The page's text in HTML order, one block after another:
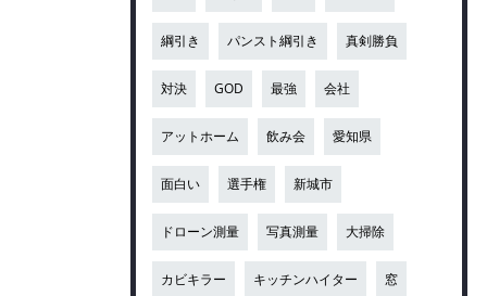
綱引き パンスト綱引き 真剣勝負
対決 GOD 最強 会社
アットホーム 飲み会 愛知県
面白い 選手権 新城市
ドローン測量 写真測量 大掃除
カビキラー キッチンハイター 窓